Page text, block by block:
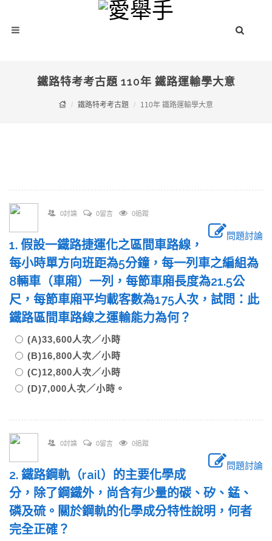
鐵路特考考古題 110年 鐵路運輸學大意
鐵路特考考古題 110年 鐵路運輸學大意
0討論 0留言 0追蹤
問題討論
1. 假設一鐵路捷運化之區間車路線，
每小時單方向班距為5分鐘，每一列車之編組為
8輛車（車廂）一列，每節車廂長度為21.5公
尺，每節車廂平均載客數為175人次，試問：此
鐵路區間車路線之運輸能力為何？
(A)33,600人次／小時
(B)16,800人次／小時
(C)12,800人次／小時
(D)7,000人次／小時。
0討論 0留言 0追蹤
問題討論
2. 鐵路鋼軌（rail）的主要化學成
分，除了鋼鐵外，尚含有少量的碳、矽、錳、
磷及硫。關於鋼軌的化學成分特性說明，何者
完全正確？